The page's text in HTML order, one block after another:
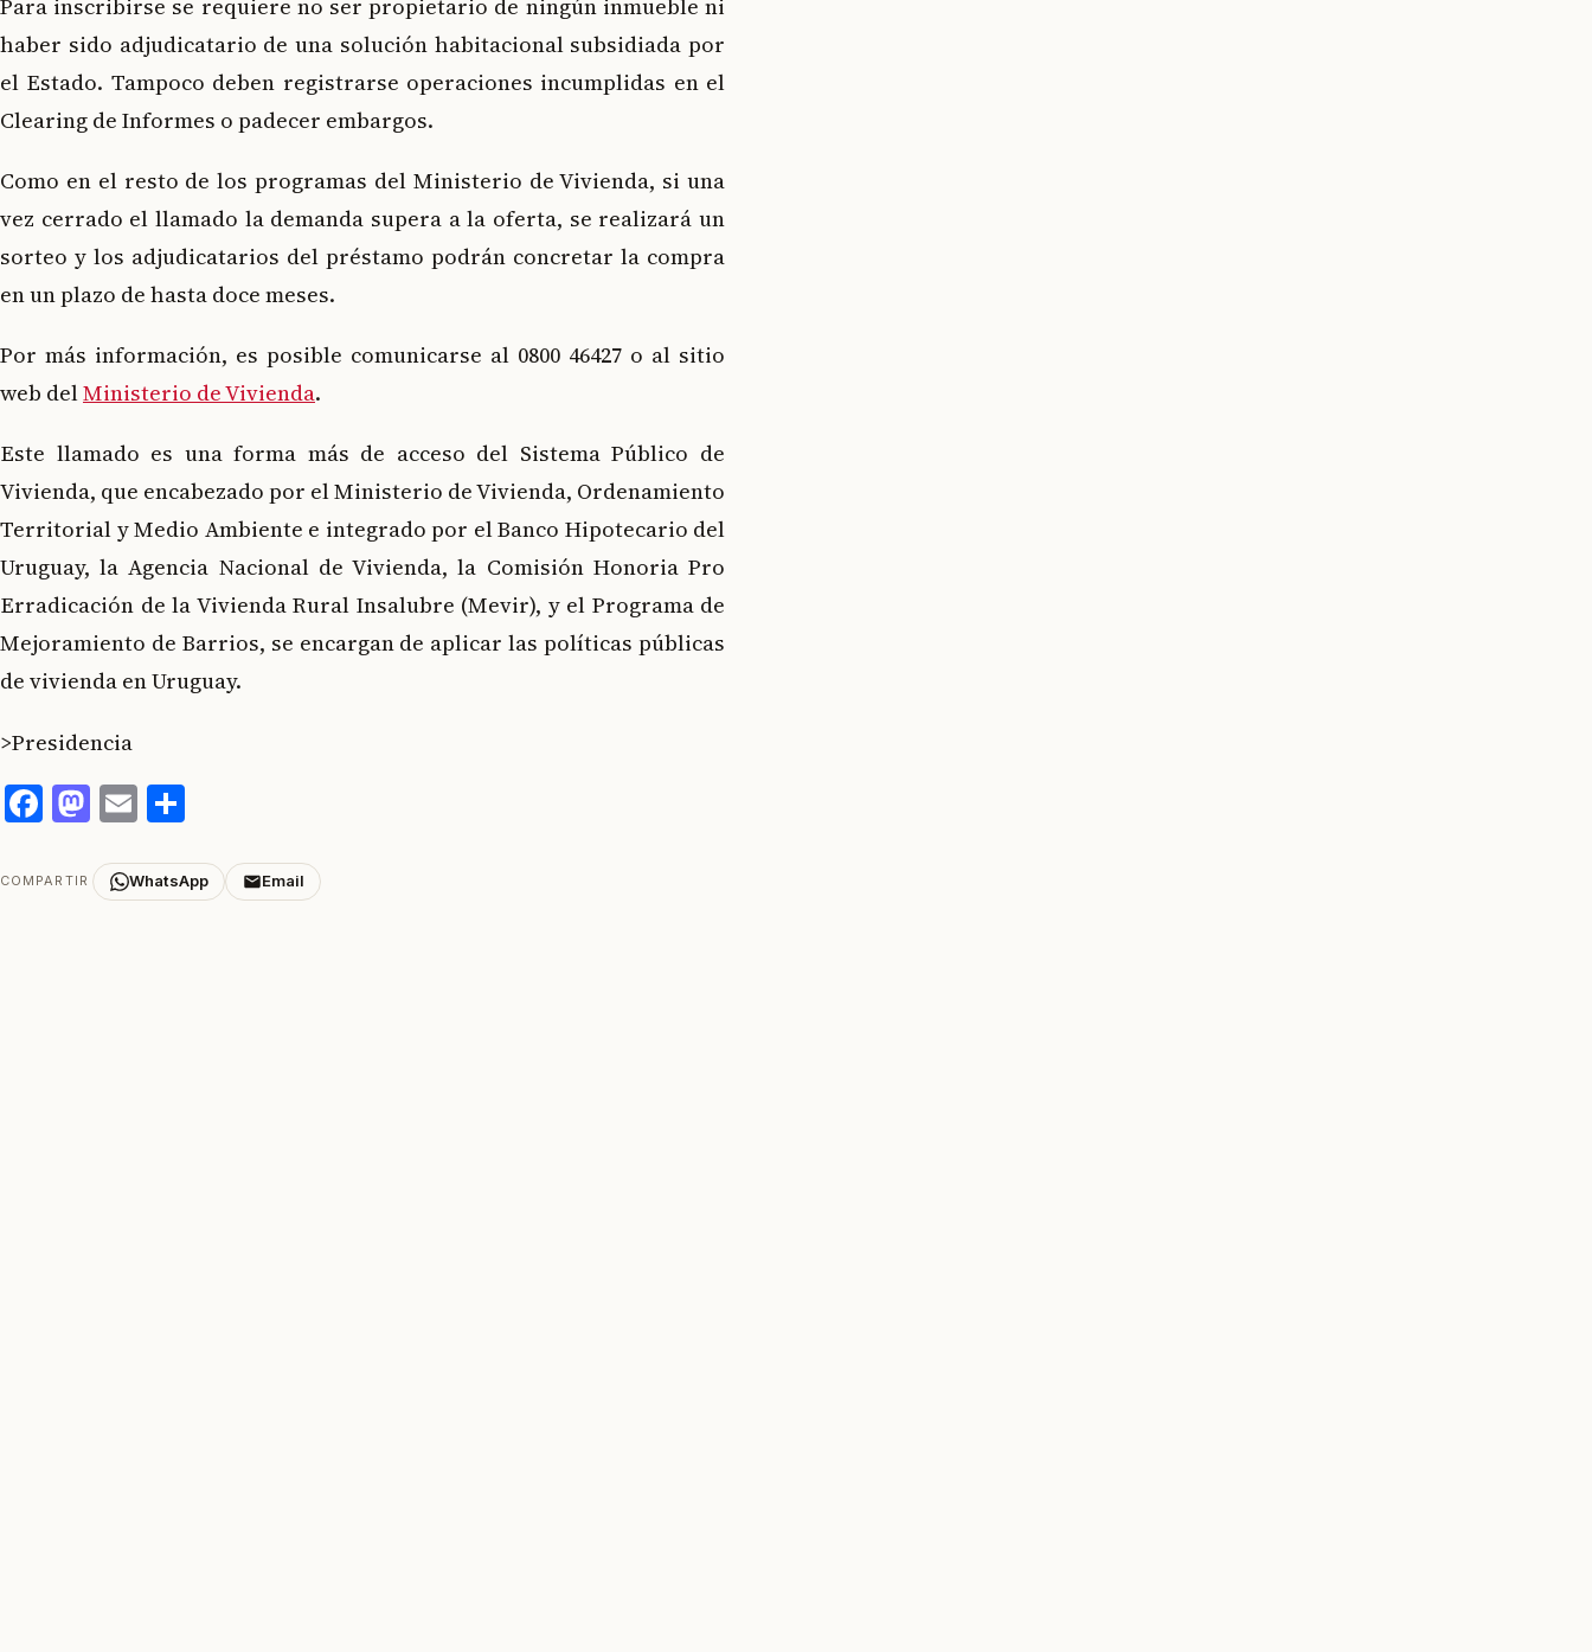
Para inscribirse se requiere no ser propietario de ningún inmueble ni
haber sido adjudicatario de una solución habitacional subsidiada por
el Estado. Tampoco deben registrarse operaciones incumplidas en el
Clearing de Informes o padecer embargos.
Como en el resto de los programas del Ministerio de Vivienda, si una
vez cerrado el llamado la demanda supera a la oferta, se realizará un
sorteo y los adjudicatarios del préstamo podrán concretar la compra
en un plazo de hasta doce meses.
Por más información, es posible comunicarse al 0800 46427 o al sitio
web delMinisterio de Vivienda.
Este llamado es una forma más de acceso del Sistema Público de
Vivienda, que encabezado por el Ministerio de Vivienda, Ordenamiento
Territorial y Medio Ambiente e integrado por el Banco Hipotecario del
Uruguay, la Agencia Nacional de Vivienda, la Comisión Honoria Pro
Erradicación de la Vivienda Rural Insalubre (Mevir), y el Programa de
Mejoramiento de Barrios, se encargan de aplicar las políticas públicas
de vivienda en Uruguay.
>Presidencia
Facebook
Mastodon
Email
COMPARTIR WhatsApp Email